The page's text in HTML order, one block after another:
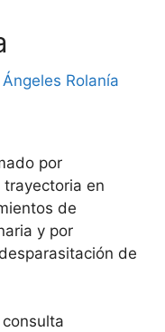
Rolanía
por
en
de
y por
de